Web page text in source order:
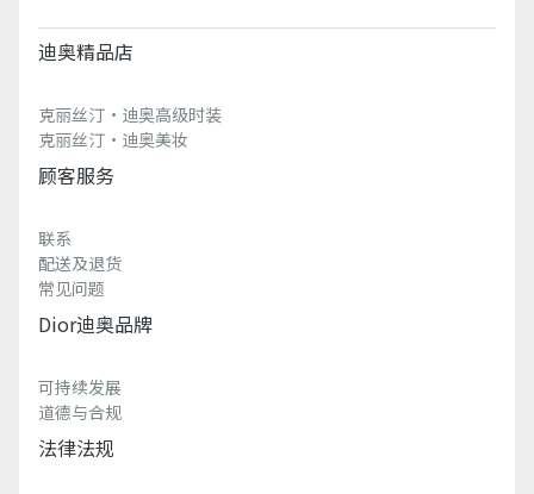
迪奥精品店
克丽丝汀·迪奥高级时装
克丽丝汀·迪奥美妆
顾客服务
联系
配送及退货
常见问题
Dior迪奥品牌
可持续发展
道德与合规
法律法规